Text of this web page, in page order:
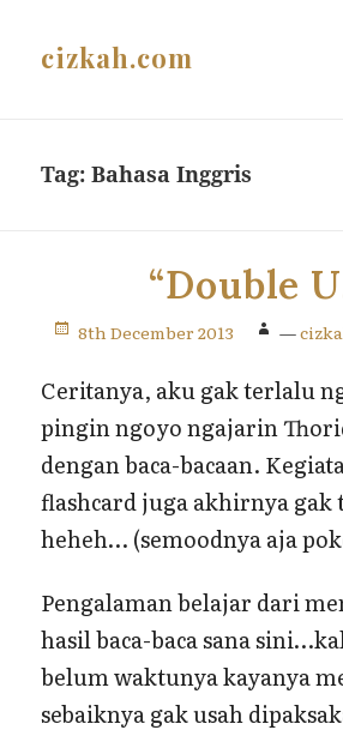
cizkah.com
Tag:Bahasa Inggris
“Double
8th December 2013 —
Ceritanya, aku gak terlalu
pingin ngoyo ngajarin
dengan baca-bacaan.
flashcard juga akhirnya gak
heheh… (semoodnya aja
Pengalaman belajar dari
hasil baca-baca sana
belum waktunya kayanya
sebaiknya gak usah